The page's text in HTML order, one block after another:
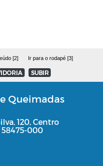
e Máquinas
[2] Ir para o rodapé [3]
SUBIR
Queimadas
120, Centro
58475-000